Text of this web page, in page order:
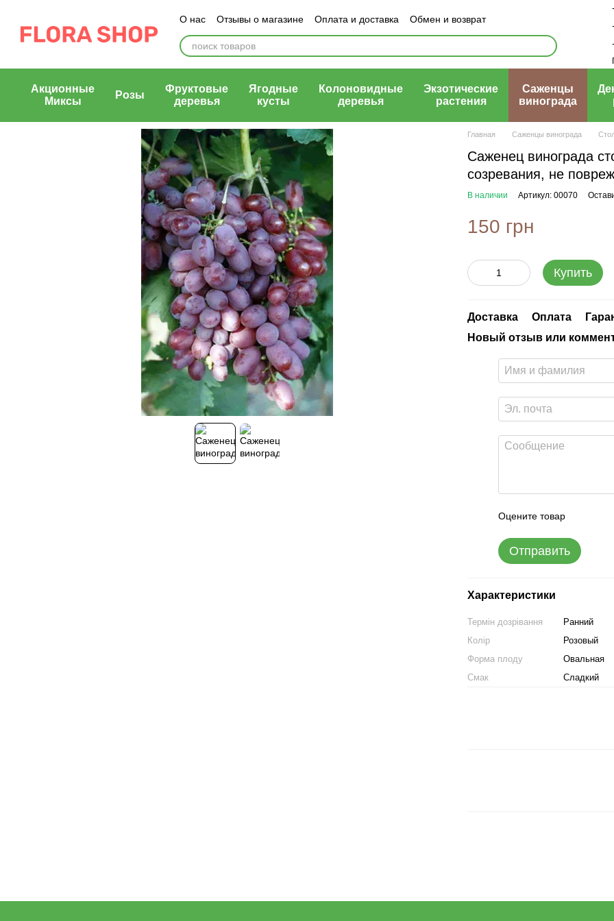
О нас Отзывы о магазине Оплата и доставка
Обмен и возврат
Блог магазина
Публичный договор (оферта)
Акционные
Миксы
Розы
Фруктовые
деревья
Ягодные
кусты
Колоновидные
деревья
Экзотические
растения
Саженцы
винограда
Главная Саженцы винограда
Саженец винограда
созревания, не
В наличии Артикул: 00070
150 грн
Купить
Доставка Оплата
Новый отзыв или
Оцените товар
Отправить
Характеристики
Термін дозрівання
Ранний
Колір
Розовый
Форма плоду
Овальная
Смак
Сладкий